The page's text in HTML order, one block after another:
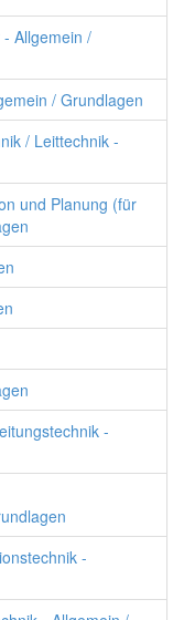
Allgemein /
/ Grundlagen
/ Leittechnik -
und Planung (für
-
-